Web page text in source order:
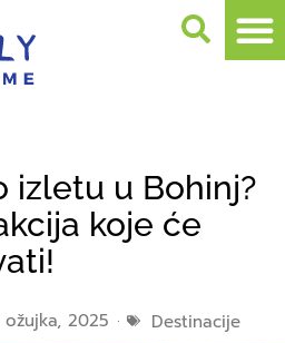
izletu u Bohinj?
koje će
ožujka, 2025 Destinacije